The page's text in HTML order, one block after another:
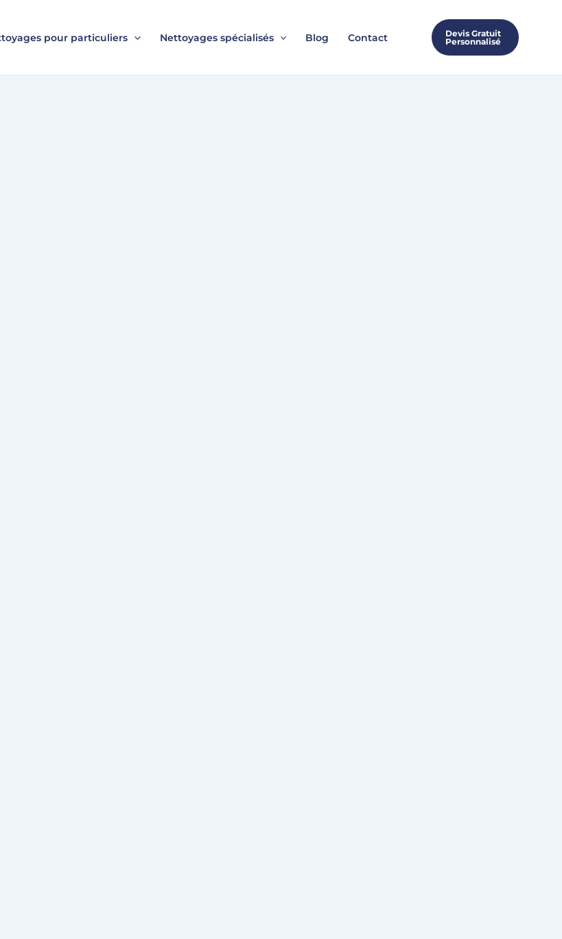
pour particuliers Nettoyages spécialisés Blog Contact
Devis Gratuit
Personnalisé